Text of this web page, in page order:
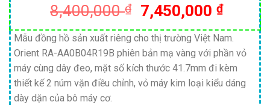
8,400,000₫
Giá
gốc
là:
8,400,000 ₫.
7,450,000 ₫Giá
hiện
tại
là:
Mẫu đồng hồ sản xuất riêng cho thị trường Việt Nam.
Orient RA-AA0B04R19B phiên bản mạ vàng với phần vỏ
máy cùng dây đeo, mặt số kích thước 41.7mm đi kèm
thiết kế 2 núm vặn điều chỉnh, vỏ máy kim loại kiểu dáng
dày dặn của bô máy cơ.